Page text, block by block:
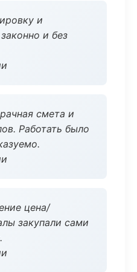
и
и без
смета и
Работать было
цена/
закупали сами